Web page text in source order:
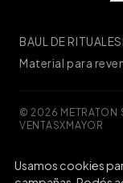
BAUL DE RITUALES
Material para
© 2026 METRATON
VENTASXMAYOR
Defensa de las y los
Usamos cookies